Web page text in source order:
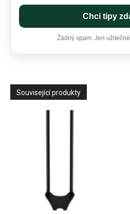
Chci tipy
Žádný spam. Jen
Související produkty